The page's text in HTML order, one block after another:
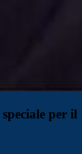
per il